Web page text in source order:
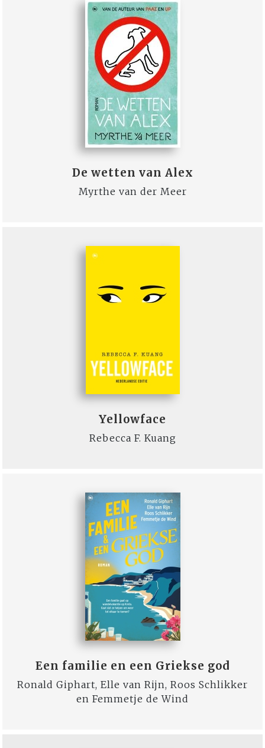
De wetten van Alex
Myrthe van der Meer
Yellowface
Rebecca F. Kuang
Een familie en een Griekse god
Ronald Giphart, Elle van Rijn, Roos Schlikker
en Femmetje de Wind